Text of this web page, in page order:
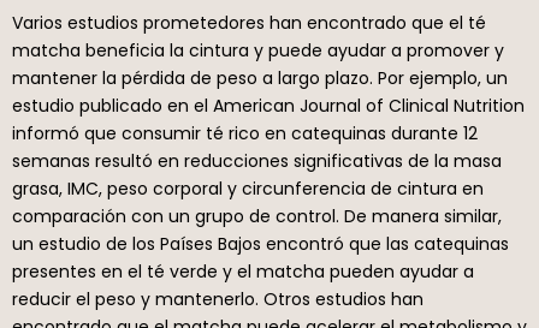
Varios estudios prometedores han encontrado que el té
matcha beneficia la cintura y puede ayudar a promover y
mantener la pérdida de peso a largo plazo. Por ejemplo, un
estudio publicado en el American Journal of Clinical Nutrition
informó que consumir té rico en catequinas durante 12
semanas resultó en reducciones significativas de la masa
grasa, IMC, peso corporal y circunferencia de cintura en
comparación con un grupo de control. De manera similar,
un estudio de los Países Bajos encontró que las catequinas
presentes en el té verde y el matcha pueden ayudar a
reducir el peso y mantenerlo. Otros estudios han